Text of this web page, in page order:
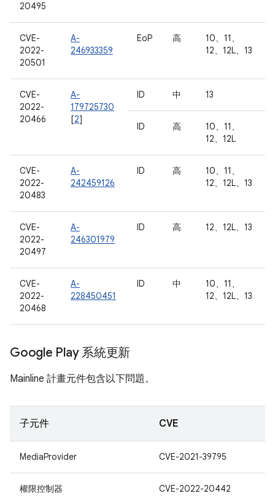
20495
CVE-
2022-
20501
A-
246933359
EoP 高
10、11、
12、12L、13
CVE-
2022-
20466
A-
179725730
[2]
ID 中 13
ID 高
10、11、
12、12L
CVE-
2022-
20483
A-
242459126
ID 高
10、11、
12、12L、13
CVE-
2022-
20497
A-
246301979
ID 高 12、12L、13
CVE-
2022-
20468
A-
228450451
ID 中
10、11、
12、12L、13
Google Play 系統更新
Mainline 計畫元件包含以下問題。
子元件 CVE
MediaProvider CVE-2021-39795
權限控制器 CVE-2022-20442